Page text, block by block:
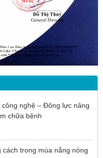
công nghệ – Động lực nâng
chữa bệnh
cách trong mùa nắng nóng